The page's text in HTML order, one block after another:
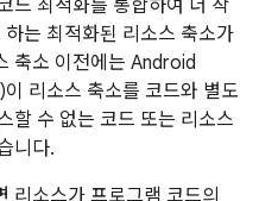
드 최적화를 통합하여 더 작
는 최적화된 리소스 축소가
축소 이전에는 Android
리소스 축소를 코드와 별도
할 수 없는 코드 또는 리소스
니다.
리소스가 프로그램 코드의